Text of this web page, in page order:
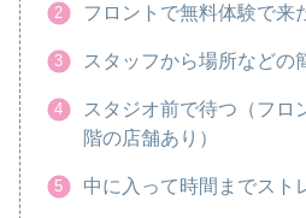
フロントで無料体験で来
スタッフから場所などの
スタジオ前で待つ（フロ
階の店舗あり）
中に入って時間までスト